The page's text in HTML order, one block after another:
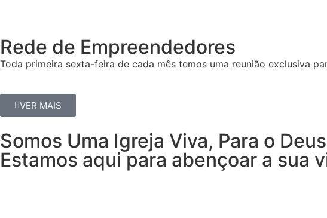
Rede de Empreendedores
Toda primeira sexta-feira de cada mês temos uma reunião exclusiva
VER MAIS
Somos Uma Igreja Viva, Para o
Estamos aqui para abençoar a sua